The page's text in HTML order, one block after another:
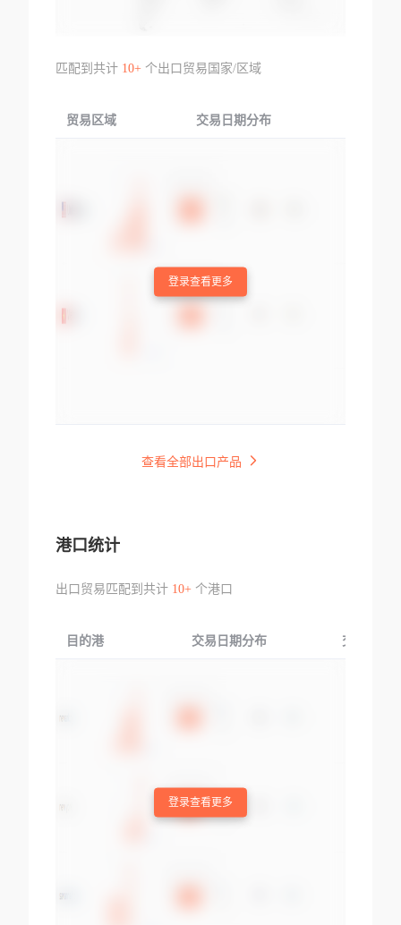
匹配到共计 10+个出口贸易国家/区域
贸易区域 交易日期分布
登录查看更多
查看全部出口产品
港口统计
出口贸易匹配到共计 10+个港口
目的港 交易日期分布 交易产品
登录查看更多